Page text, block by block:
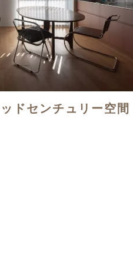
ドセンチュリー空間